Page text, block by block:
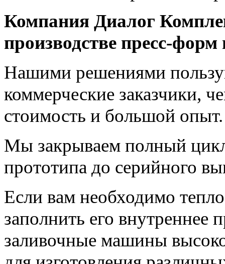
Компания Диалог
производстве
Нашими решениями
коммерческие заказчики,
стоимость и большой опыт.
Мы закрываем полный
прототипа до серийного
Если вам необходимо
заполнить его внутреннее
заливочные машины